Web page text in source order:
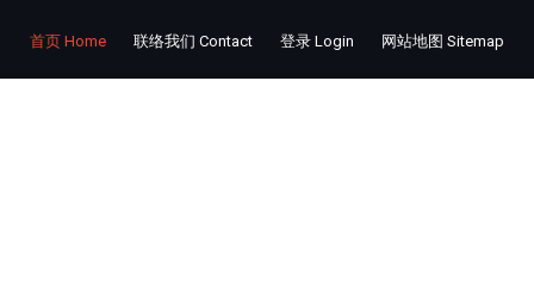
首页 Home 联络我们 Contact 登录 Login 网站地图 Sitemap